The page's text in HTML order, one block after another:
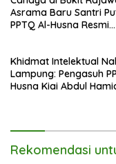
Asrama Baru Santri
PPTQ Al-Husna Resmi
Khidmat Intelektual
Lampung: Pengasuh
Husna Kiai Abdul
Rekomendasi